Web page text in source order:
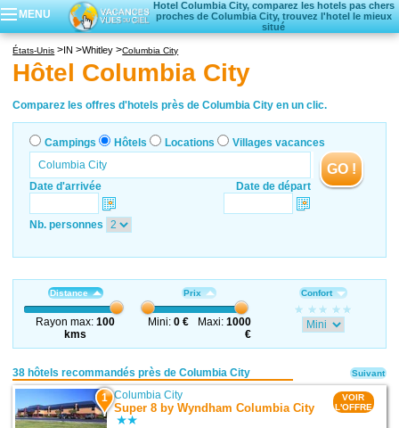
MENU
Hotel Columbia City, comparez les hotels pas chers
proches de Columbia City, trouvez l'hotel le mieux
situé
Hôtels
Locations vacances
Villages vacances
États-Unis IN Whitley Columbia City
Hôtel Columbia City
Comparez les offres d'hotels près de Columbia City en un clic.
Campings Hôtels Locations Villages vacances
Date d'arrivée Date de départ
GO !
Nb. personnes
Distance
Rayon max:100
kms
Prix
Mini: 0 € Maxi:1000
€
Confort
38 hôtels recommandés près de Columbia City
1 Columbia City
Super 8 by Wyndham Columbia City
VOIR
L'OFFRE
Suivant